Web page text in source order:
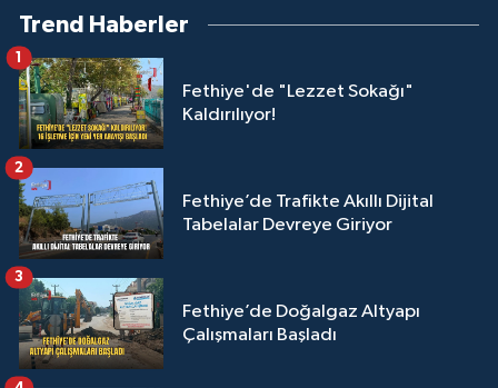
Trend Haberler
Fethiye'de "Lezzet Sokağı"
Kaldırılıyor!
1
Fethiye’de Trafikte Akıllı Dijital
Tabelalar Devreye Giriyor
2
Fethiye’de Doğalgaz Altyapı
Çalışmaları Başladı
3